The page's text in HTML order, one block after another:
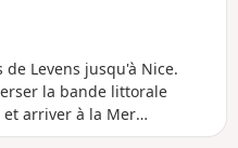
Levens jusqu'à Nice.
la bande littorale
arriver à la Mer